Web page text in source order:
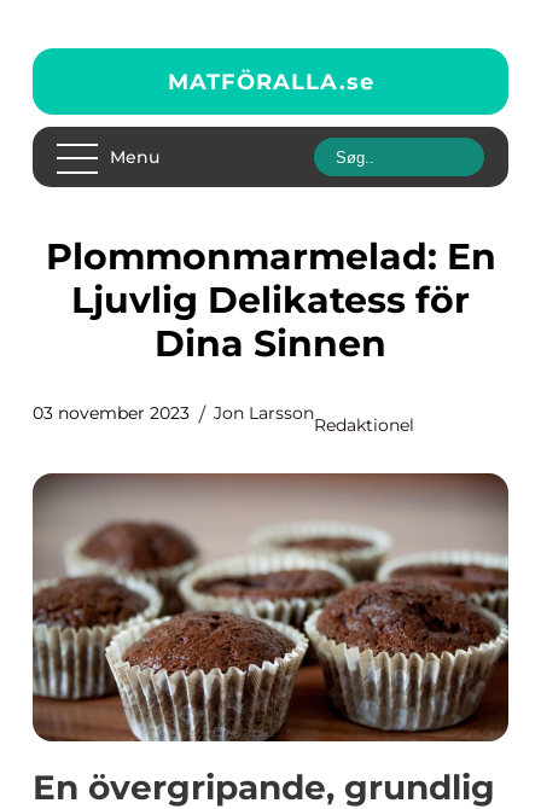
MATFÖRALLA.se
Menu
Plommonmarmelad: En
Ljuvlig Delikatess för
Dina Sinnen
03 november 2023 Jon Larsson
Redaktionel
En övergripande, grundlig